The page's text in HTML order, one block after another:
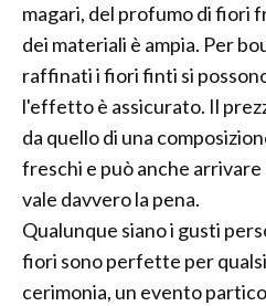
magari, del profumo di fiori
dei materiali è ampia. Per
raffinati i fiori finti si
l'effetto è assicurato. Il
da quello di una
freschi e può anche
vale davvero la pena.
Qualunque siano i gusti
fiori sono perfette per
cerimonia, un evento